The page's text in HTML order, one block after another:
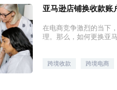
亚马逊店铺换收款账
在电商竞争激烈的当下
理。那么，如何更换亚
跨境收款 跨境电商